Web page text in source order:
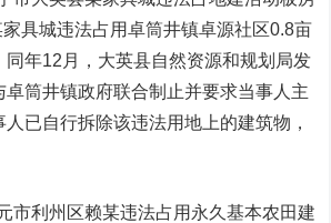
具城违法占用卓筒井镇卓源社区0.8亩
同年12月，大英县自然资源和规划局发
筒井镇政府联合制止并要求当事人主
已自行拆除该违法用地上的建筑物，
利州区赖某违法占用永久基本农田建